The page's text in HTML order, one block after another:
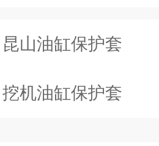
昆山油缸保护套
挖机油缸保护套